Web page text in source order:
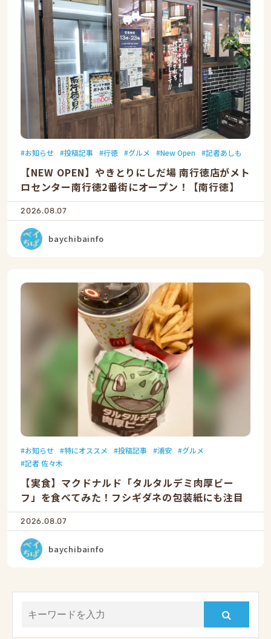
お知らせ 投稿記事 行徳 グルメ New Open 記者あしも
【NEW OPEN】やきとりにしだ場 南行徳店がメト
ロセンター南行徳2番街にオープン！【南行徳】
2026.08.07
baychibainfo
お知らせ 特にオススメ 投稿記事 浦安
グルメ
記者 佐々木
【実食】マクドナルド「タルタルデミ肉厚ビー
フ」を食べてみた！フシギダネの包装紙にも注目
2026.08.07
baychibainfo